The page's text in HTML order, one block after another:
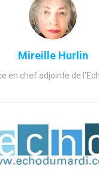
Mireille Hurlin
en chef adjointe de